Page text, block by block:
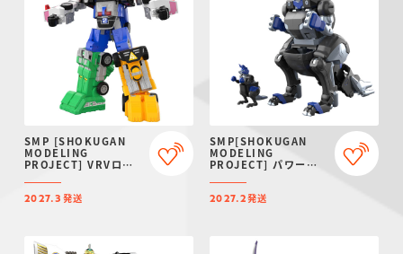
SMP [SHOKUGAN
MODELING
PROJECT] VRVロボ
限定】
2027.3 発送
SMP[SHOKUGAN
MODELING
PROJECT] パワーア
トラ ガオワラビー【プ
レミアムバンダイ限
2027.2発送